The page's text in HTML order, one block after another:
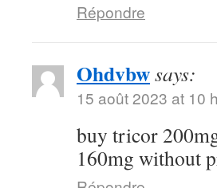
Répondre
Ohdvbwsays:
15 août 2023 at 10
buy tricor
160mg without